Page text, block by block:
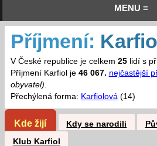
MENU ≡
Příjmení:
V České republice je celkem 25lidí s
Příjmení Karfiol je 46 067. nejčastější
obyvatel).
Přechýlená forma: Karfiolová(14)
Kde žijí Kdy se narodili
Klub Karfiol